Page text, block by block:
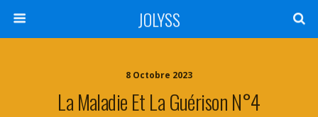
JOLYSS
8 Octobre 2023
La Maladie Et La Guérison N°4